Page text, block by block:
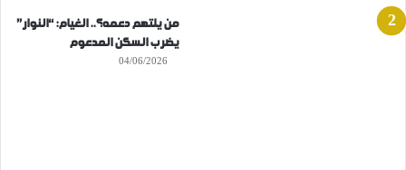
من يلتهم دعمه؟.. الغيام: “النوار”
يضرب السكن المدعوم
04/06/2026